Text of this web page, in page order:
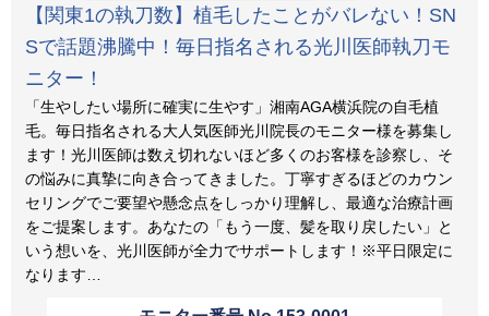
【関東1の執刀数】植毛したことがバレない！SN
Sで話題沸騰中！毎日指名される光川医師執刀モ
ニター！
「生やしたい場所に確実に生やす」湘南AGA横浜院の自毛植
毛。毎日指名される大人気医師光川院長のモニター様を募集し
ます！光川医師は数え切れないほど多くのお客様を診察し、そ
の悩みに真摯に向き合ってきました。丁寧すぎるほどのカウン
セリングでご要望や懸念点をしっかり理解し、最適な治療計画
をご提案します。あなたの「もう一度、髪を取り戻したい」と
いう想いを、光川医師が全力でサポートします！※平日限定に
なります…